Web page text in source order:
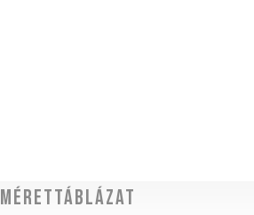
Mérettáblázat